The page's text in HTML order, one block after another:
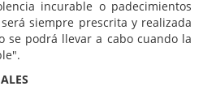
incurable o padecimientos
siempre prescrita y realizada
se podrá llevar a cabo cuando la